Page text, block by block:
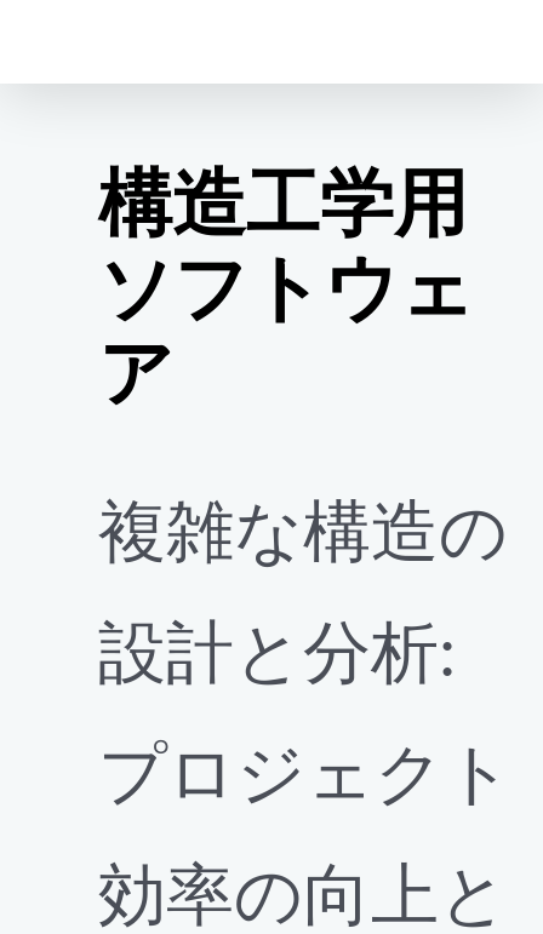
テ
構造工学用
ソフトウェ
ア
複雑な構造の
設計と分析:
プロジェクト
効率の向上と